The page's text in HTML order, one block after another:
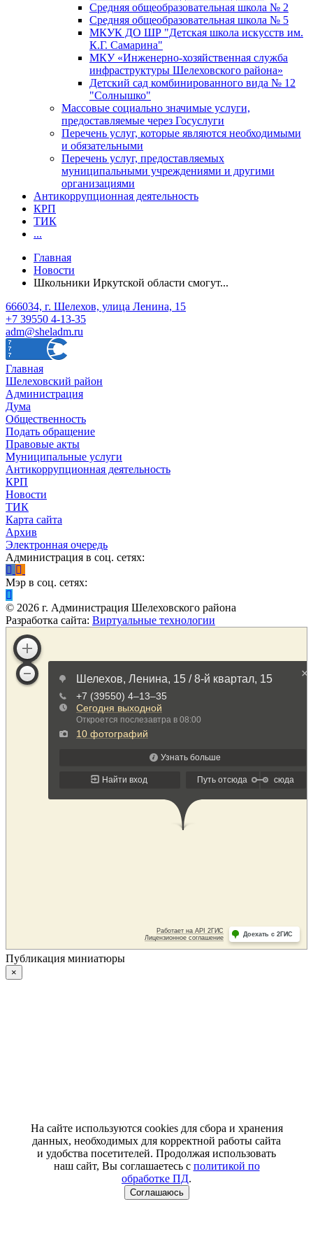
Средняя общеобразовательная школа № 2
Средняя общеобразовательная школа № 5
МКУК ДО ШР "Детская школа искусств им.
К.Г. Самарина"
МКУ «Инженерно-хозяйственная служба
инфраструктуры Шелеховского района»
Детский сад комбинированного вида № 12
"Солнышко"
Массовые социально значимые услуги,
предоставляемые через Госуслуги
Перечень услуг, которые являются необходимыми
и обязательными
Перечень услуг, предоставляемых
муниципальными учреждениями и другими
организациями
Антикоррупционная деятельность
КРП
ТИК
...
Главная
Новости
Школьники Иркутской области смогут...
666034, г. Шелехов, улица Ленина, 15
+7 39550 4-13-35
adm@sheladm.ru
Главная
Шелеховский район
Администрация
Дума
Общественность
Подать обращение
Правовые акты
Муниципальные услуги
Антикоррупционная деятельность
КРП
Новости
ТИК
Карта сайта
Архив
Электронная очередь
Администрация в соц. сетях:
Мэр в соц. сетях:
© 2026 г. Администрация Шелеховского района
Разработка сайта: Виртуальные технологии
Публикация миниатюры
×
На сайте используются cookies для сбора и хранения
данных, необходимых для корректной работы сайта
и удобства посетителей. Продолжая использовать
наш сайт, Вы соглашаетесь с политикой по
обработке ПД.
Соглашаюсь